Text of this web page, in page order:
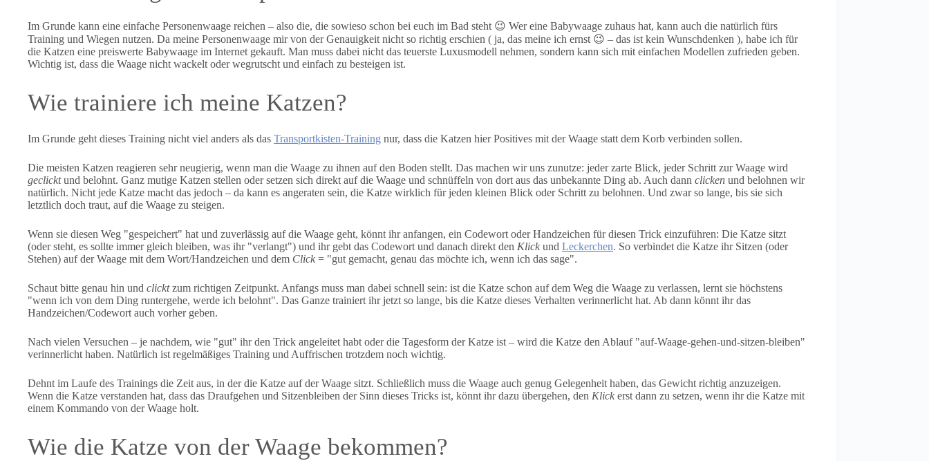
Im Grunde kann eine einfache Personenwaage reichen – also die, die sowieso schon bei euch im Bad steht 😉 Wer eine Babywaage zuhaus hat, kann auch die natürlich fürs
Training und Wiegen nutzen. Da meine Personenwaage mir von der Genauigkeit nicht so richtig erschien ( ja, das meine ich ernst 😉 – das ist kein Wunschdenken ), habe ich für
die Katzen eine preiswerte Babywaage im Internet gekauft. Man muss dabei nicht das teuerste Luxusmodell nehmen, sondern kann sich mit einfachen Modellen zufrieden geben.
Wichtig ist, dass die Waage nicht wackelt oder wegrutscht und einfach zu besteigen ist.
Wie trainiere ich meine Katzen?
Im Grunde geht dieses Training nicht viel anders als das Transportkisten-Training nur, dass die Katzen hier Positives mit der Waage statt dem Korb verbinden sollen.
Die meisten Katzen reagieren sehr neugierig, wenn man die Waage zu ihnen auf den Boden stellt. Das machen wir uns zunutze: jeder zarte Blick, jeder Schritt zur Waage wird
geclicktund belohnt. Ganz mutige Katzen stellen oder setzen sich direkt auf die Waage und schnüffeln von dort aus das unbekannte Ding ab. Auch dann clicken und belohnen wir
natürlich. Nicht jede Katze macht das jedoch – da kann es angeraten sein, die Katze wirklich für jeden kleinen Blick oder Schritt zu belohnen. Und zwar so lange, bis sie sich
letztlich doch traut, auf die Waage zu steigen.
Wenn sie diesen Weg "gespeichert" hat und zuverlässig auf die Waage geht, könnt ihr anfangen, ein Codewort oder Handzeichen für diesen Trick einzuführen: Die Katze sitzt
(oder steht, es sollte immer gleich bleiben, was ihr "verlangt") und ihr gebt das Codewort und danach direkt den Klick und Leckerchen. So verbindet die Katze ihr Sitzen (oder
Stehen) auf der Waage mit dem Wort/Handzeichen und dem Click = "gut gemacht, genau das möchte ich, wenn ich das sage".
Schaut bitte genau hin und clicktzum richtigen Zeitpunkt. Anfangs muss man dabei schnell sein: ist die Katze schon auf dem Weg die Waage zu verlassen, lernt sie höchstens
"wenn ich von dem Ding runtergehe, werde ich belohnt". Das Ganze trainiert ihr jetzt so lange, bis die Katze dieses Verhalten verinnerlicht hat. Ab dann könnt ihr das
Handzeichen/Codewort auch vorher geben.
Nach vielen Versuchen – je nachdem, wie "gut" ihr den Trick angeleitet habt oder die Tagesform der Katze ist – wird die Katze den Ablauf "auf-Waage-gehen-und-sitzen-bleiben"
verinnerlicht haben. Natürlich ist regelmäßiges Training und Auffrischen trotzdem noch wichtig.
Dehnt im Laufe des Trainings die Zeit aus, in der die Katze auf der Waage sitzt. Schließlich muss die Waage auch genug Gelegenheit haben, das Gewicht richtig anzuzeigen.
Wenn die Katze verstanden hat, dass das Draufgehen und Sitzenbleiben der Sinn dieses Tricks ist, könnt ihr dazu übergehen, den Klick erst dann zu setzen, wenn ihr die Katze mit
einem Kommando von der Waage holt.
Wie die Katze von der Waage bekommen?